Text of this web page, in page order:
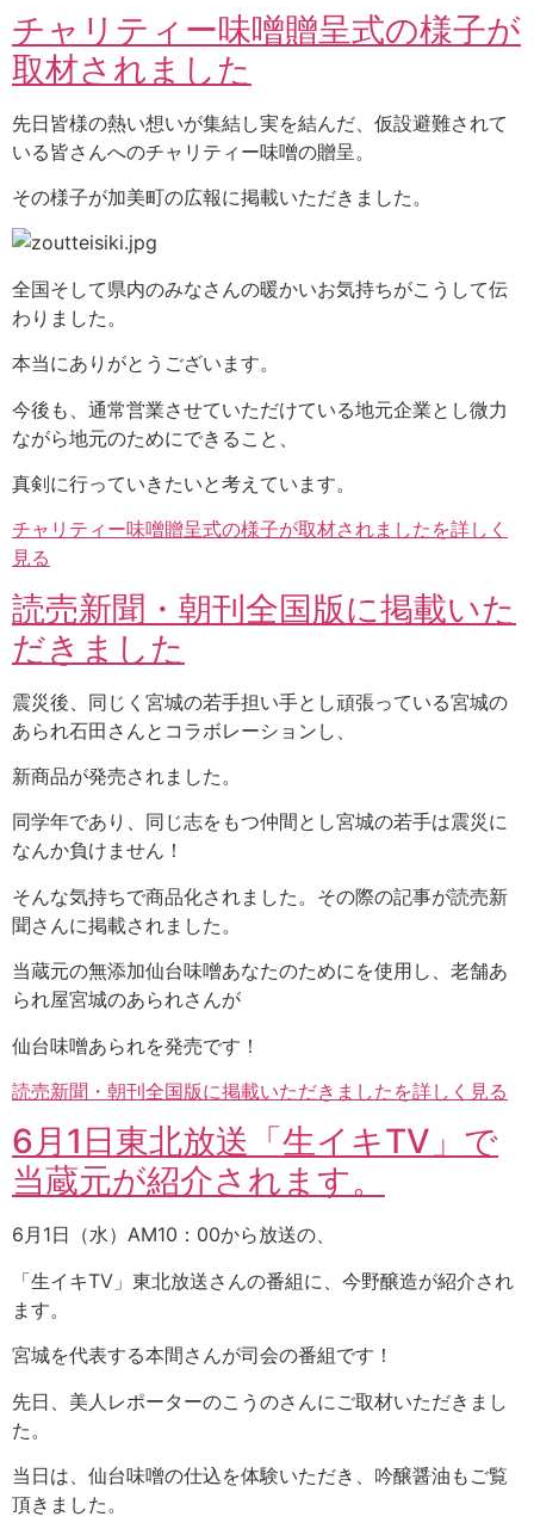
チャリティー味噌贈呈式の様子が
取材されました
先日皆様の熱い想いが集結し実を結んだ、仮設避難されて
いる皆さんへのチャリティー味噌の贈呈。
その様子が加美町の広報に掲載いただきました。
全国そして県内のみなさんの暖かいお気持ちがこうして伝
わりました。
本当にありがとうございます。
今後も、通常営業させていただけている地元企業とし微力
ながら地元のためにできること、
真剣に行っていきたいと考えています。
チャリティー味噌贈呈式の様子が取材されましたを詳しく
見る
読売新聞・朝刊全国版に掲載いた
だきました
震災後、同じく宮城の若手担い手とし頑張っている宮城の
あられ石田さんとコラボレーションし、
新商品が発売されました。
同学年であり、同じ志をもつ仲間とし宮城の若手は震災に
なんか負けません！
そんな気持ちで商品化されました。その際の記事が読売新
聞さんに掲載されました。
当蔵元の無添加仙台味噌あなたのためにを使用し、老舗あ
られ屋宮城のあられさんが
仙台味噌あられを発売です！
読売新聞・朝刊全国版に掲載いただきましたを詳しく見る
6月1日東北放送「生イキTV」で
当蔵元が紹介されます。
6月1日（水）AM10：00から放送の、
「生イキTV」東北放送さんの番組に、今野醸造が紹介され
ます。
宮城を代表する本間さんが司会の番組です！
先日、美人レポーターのこうのさんにご取材いただきまし
た。
当日は、仙台味噌の仕込を体験いただき、吟醸醤油もご覧
頂きました。